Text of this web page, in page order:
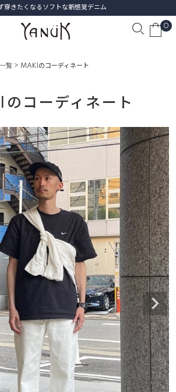
穿きたくなるソフトな新感覚デニム
0
覧 MAKIのコーディネート
コーディネート